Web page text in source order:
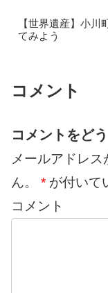
【世界遺産】小川
てみよう
コメント
コメントをど
メールアドレ
ん。
* が付いて
コメント